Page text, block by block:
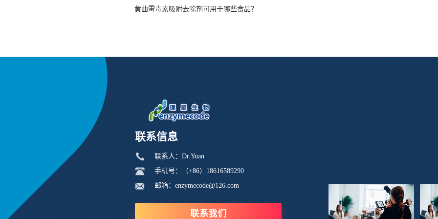
黄曲霉毒素吸附去除剂可用于哪些食品？
联系信息
联系人：Dr.Yuan
手机号：（+86）18616589290
邮箱：enzymecode@126.com
联系我们